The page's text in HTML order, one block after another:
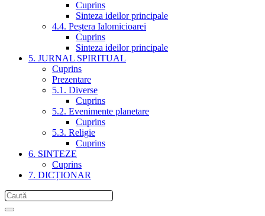
Cuprins
Sinteza ideilor principale
4.4. Peștera Ialomicioarei
Cuprins
Sinteza ideilor principale
5. JURNAL SPIRITUAL
Cuprins
Prezentare
5.1. Diverse
Cuprins
5.2. Evenimente planetare
Cuprins
5.3. Religie
Cuprins
6. SINTEZE
Cuprins
7. DICȚIONAR